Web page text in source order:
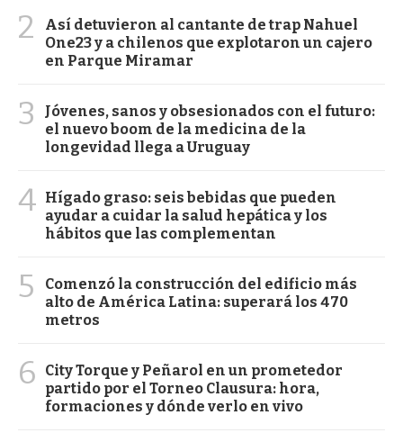
2
Así detuvieron al cantante de trap Nahuel
One23 y a chilenos que explotaron un cajero
en Parque Miramar
3
Jóvenes, sanos y obsesionados con el futuro:
el nuevo boom de la medicina de la
longevidad llega a Uruguay
4 Hígado graso: seis bebidas que pueden
ayudar a cuidar la salud hepática y los
hábitos que las complementan
5
Comenzó la construcción del edificio más
alto de América Latina: superará los 470
metros
6
City Torque y Peñarol en un prometedor
partido por el Torneo Clausura: hora,
formaciones y dónde verlo en vivo